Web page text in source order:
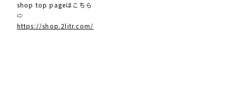
shop top pageはこちら
⇨
https://shop.2litr.com/